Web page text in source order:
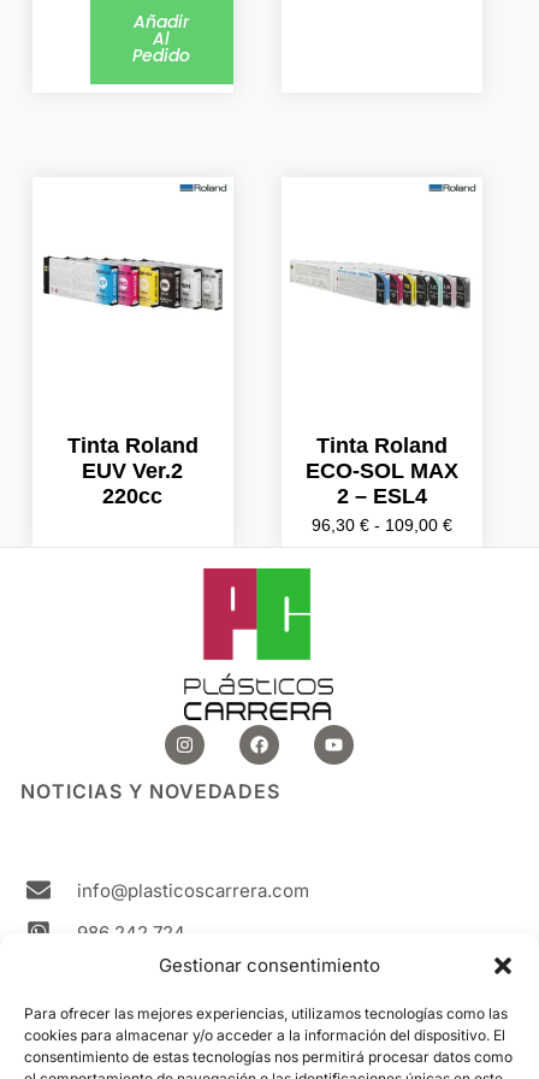
Gestionar consentimiento
Para ofrecer las mejores experiencias, utilizamos tecnologías como las
cookies para almacenar y/o acceder a la información del dispositivo. El
consentimiento de estas tecnologías nos permitirá procesar datos como
Añadir
Al
Pedido
Tinta Roland
EUV Ver.2
220cc
Tinta Roland
ECO-SOL MAX
2 – ESL4
96,30€ - 109,00€
Rango
96,30 €
hasta
múltiples
variantes.
elegir
en
la
página
de
múltiples
variantes.
elegir
en
la
página
de
I
n
s
t
a
F
a
c
e
b
Y
o
u
NOTICIAS Y NOVEDADES
info@plasticoscarrera.com
986 242 724
Plasticos Carrera Avda. Ricardo Mella, 111 36330
Contacto